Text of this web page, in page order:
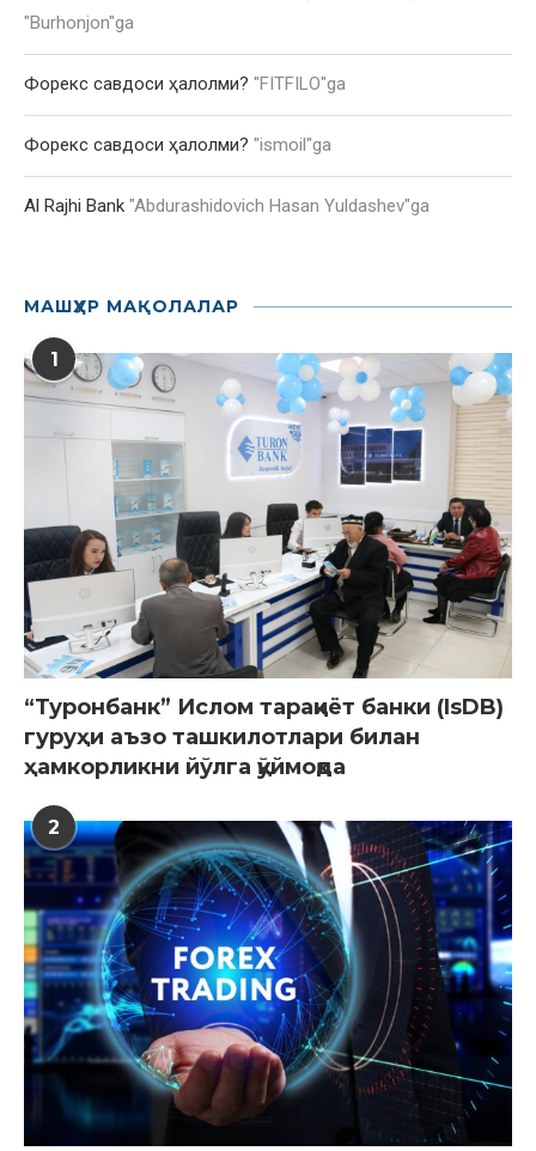
"Burhonjon"ga
Форекс савдоси ҳалолми? "FITFILO"ga
Форекс савдоси ҳалолми? "ismoil"ga
Al Rajhi Bank "Abdurashidovich Hasan Yuldashev"ga
МАШҲУР МАҚОЛАЛАР
1
“Туронбанк” Ислом тараққиёт банки (IsDB)
гуруҳи аъзо ташкилотлари билан
ҳамкорликни йўлга қўймоқда
2